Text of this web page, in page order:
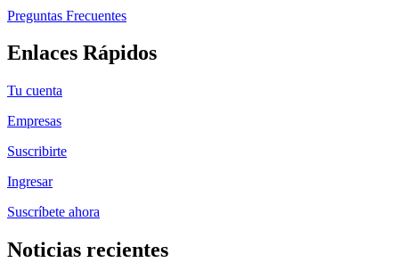
Preguntas Frecuentes
Enlaces Rápidos
Tu cuenta
Empresas
Suscribirte
Ingresar
Suscríbete ahora
Noticias recientes